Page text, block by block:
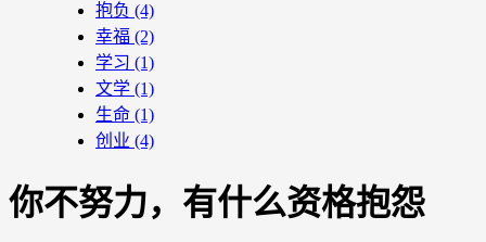
抱负 (4)
幸福 (2)
学习 (1)
文学 (1)
生命 (1)
创业 (4)
你不努力，有什么资格抱怨